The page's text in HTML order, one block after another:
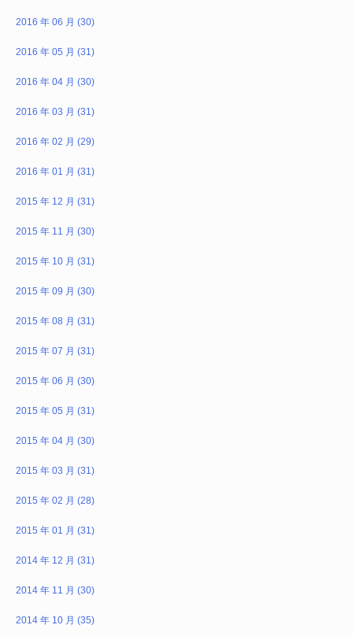
2016 年 06 月 (30)
2016 年 05 月 (31)
2016 年 04 月 (30)
2016 年 03 月 (31)
2016 年 02 月 (29)
2016 年 01 月 (31)
2015 年 12 月 (31)
2015 年 11 月 (30)
2015 年 10 月 (31)
2015 年 09 月 (30)
2015 年 08 月 (31)
2015 年 07 月 (31)
2015 年 06 月 (30)
2015 年 05 月 (31)
2015 年 04 月 (30)
2015 年 03 月 (31)
2015 年 02 月 (28)
2015 年 01 月 (31)
2014 年 12 月 (31)
2014 年 11 月 (30)
2014 年 10 月 (35)